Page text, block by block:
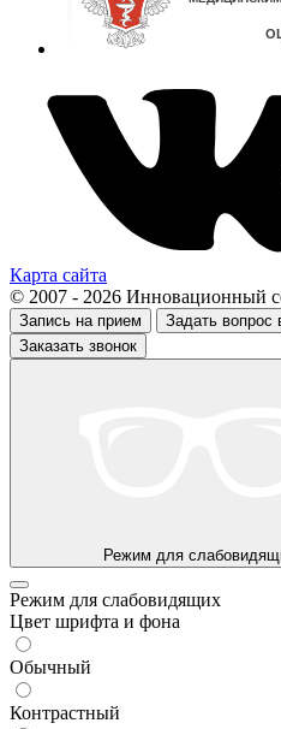
Карта сайта
© 2007 - 2026 Инновационный
Запись на прием Задать вопрос
Заказать звонок
Режим для
Режим для слабовидящих
Цвет шрифта и фона
Обычный
Контрастный